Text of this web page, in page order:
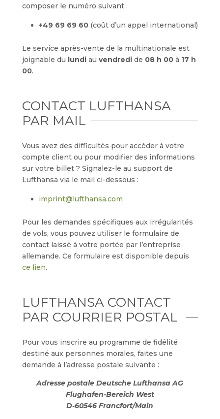
composer le numéro suivant :
+49 69 69 60(coût d’un appel international)
Le service après-vente de la multinationale est
joignable du lundiau vendredide 08 h 00à 17 h
00.
CONTACT LUFTHANSA
PAR MAIL
Vous avez des difficultés pour accéder à votre
compte client ou pour modifier des informations
sur votre billet ? Signalez-le au support de
Lufthansa via le mail ci-dessous :
imprint@lufthansa.com​
Pour les demandes spécifiques aux irrégularités
de vols, vous pouvez utiliser le formulaire de
contact laissé à votre portée par l’entreprise
allemande. Ce formulaire est disponible depuis
ce lien.
LUFTHANSA CONTACT
PAR COURRIER POSTAL
Pour vous inscrire au programme de fidélité
destiné aux personnes morales, faites une
demande à l’adresse postale suivante :
Adresse postaleDeutsche Lufthansa AG
Flughafen-Bereich West
D-60546 Francfort/Main